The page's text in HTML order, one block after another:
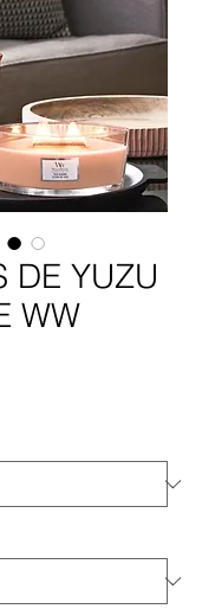
DE YUZU
WW